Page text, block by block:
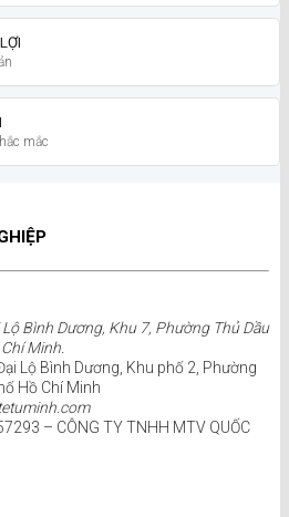
mắc
Bình Dương, Khu 7, Phường Thủ Dầu
Minh.
Lộ Bình Dương, Khu phố 2, Phường
Hồ Chí Minh
– CÔNG TY TNHH MTV QUỐC